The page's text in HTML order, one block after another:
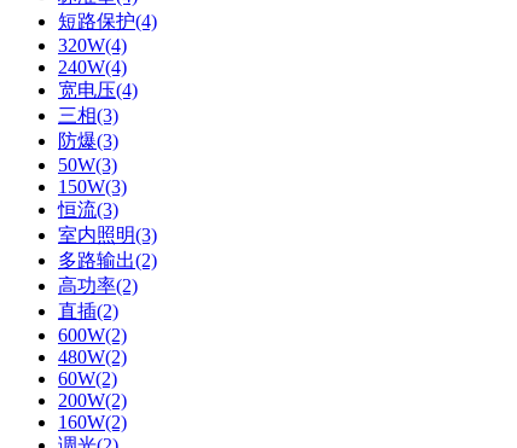
短路保护(4)
320W(4)
240W(4)
宽电压(4)
三相(3)
防爆(3)
50W(3)
150W(3)
恒流(3)
室内照明(3)
多路输出(2)
高功率(2)
直插(2)
600W(2)
480W(2)
60W(2)
200W(2)
160W(2)